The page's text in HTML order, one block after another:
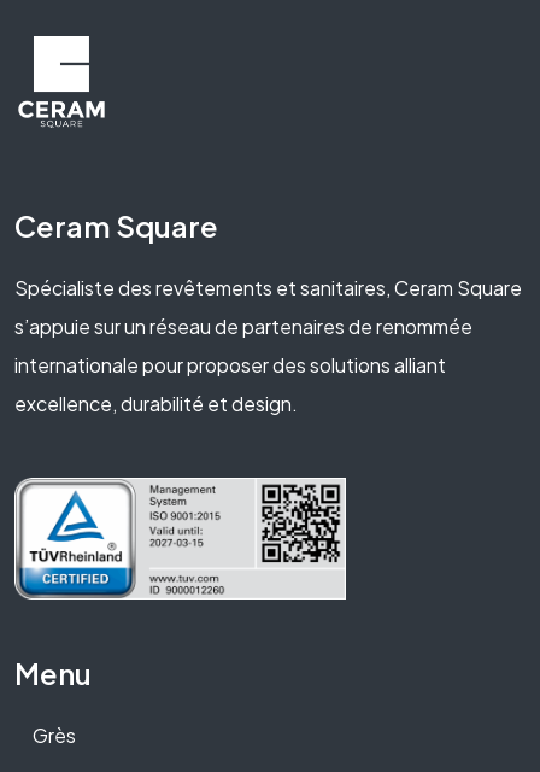
Ceram Square
Spécialiste des revêtements et sanitaires, Ceram Square
s’appuie sur un réseau de partenaires de renommée
internationale pour proposer des solutions alliant
excellence, durabilité et design.
Menu
Grès